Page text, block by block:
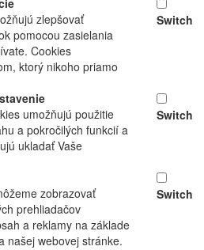
zlepšovať
pomocou zasielania
Cookies
ktorý nikoho priamo
Switch
umožňujú použitie
a pokročilých funkcií a
ukladať Vaše
Switch
zobrazovať
prehliadačov
a reklamy na základe
našej webovej stránke.
Switch